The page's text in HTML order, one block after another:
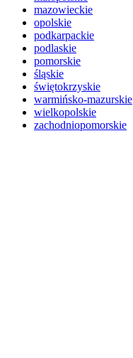
mazowieckie
opolskie
podkarpackie
podlaskie
pomorskie
śląskie
świętokrzyskie
warmińsko-mazurskie
wielkopolskie
zachodniopomorskie